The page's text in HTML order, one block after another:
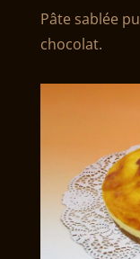
Pâte sablée
chocolat.